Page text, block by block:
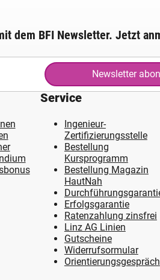
dem BFI Newsletter. Jetzt
Newsletter
Service
Ingenieur-
Zertifizierungsstelle
Bestellung
Kursprogramm
Bestellung Magazin
HautNah
Erfolgsgarantie
Ratenzahlung zinsfrei
Linz AG Linien
Gutscheine
Widerrufsormular
Orientierungsgespräch